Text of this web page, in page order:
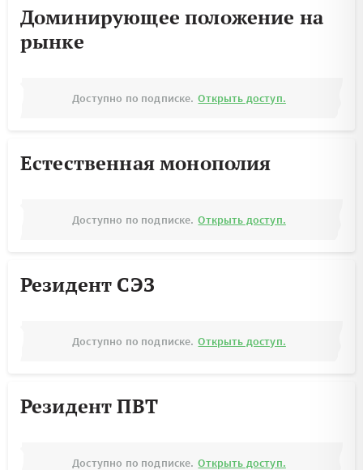
Доминирующее положение на
рынке
Доступно по подписке. Открыть доступ.
Естественная монополия
Доступно по подписке. Открыть доступ.
Резидент СЭЗ
Доступно по подписке. Открыть доступ.
Резидент ПВТ
Доступно по подписке. Открыть доступ.